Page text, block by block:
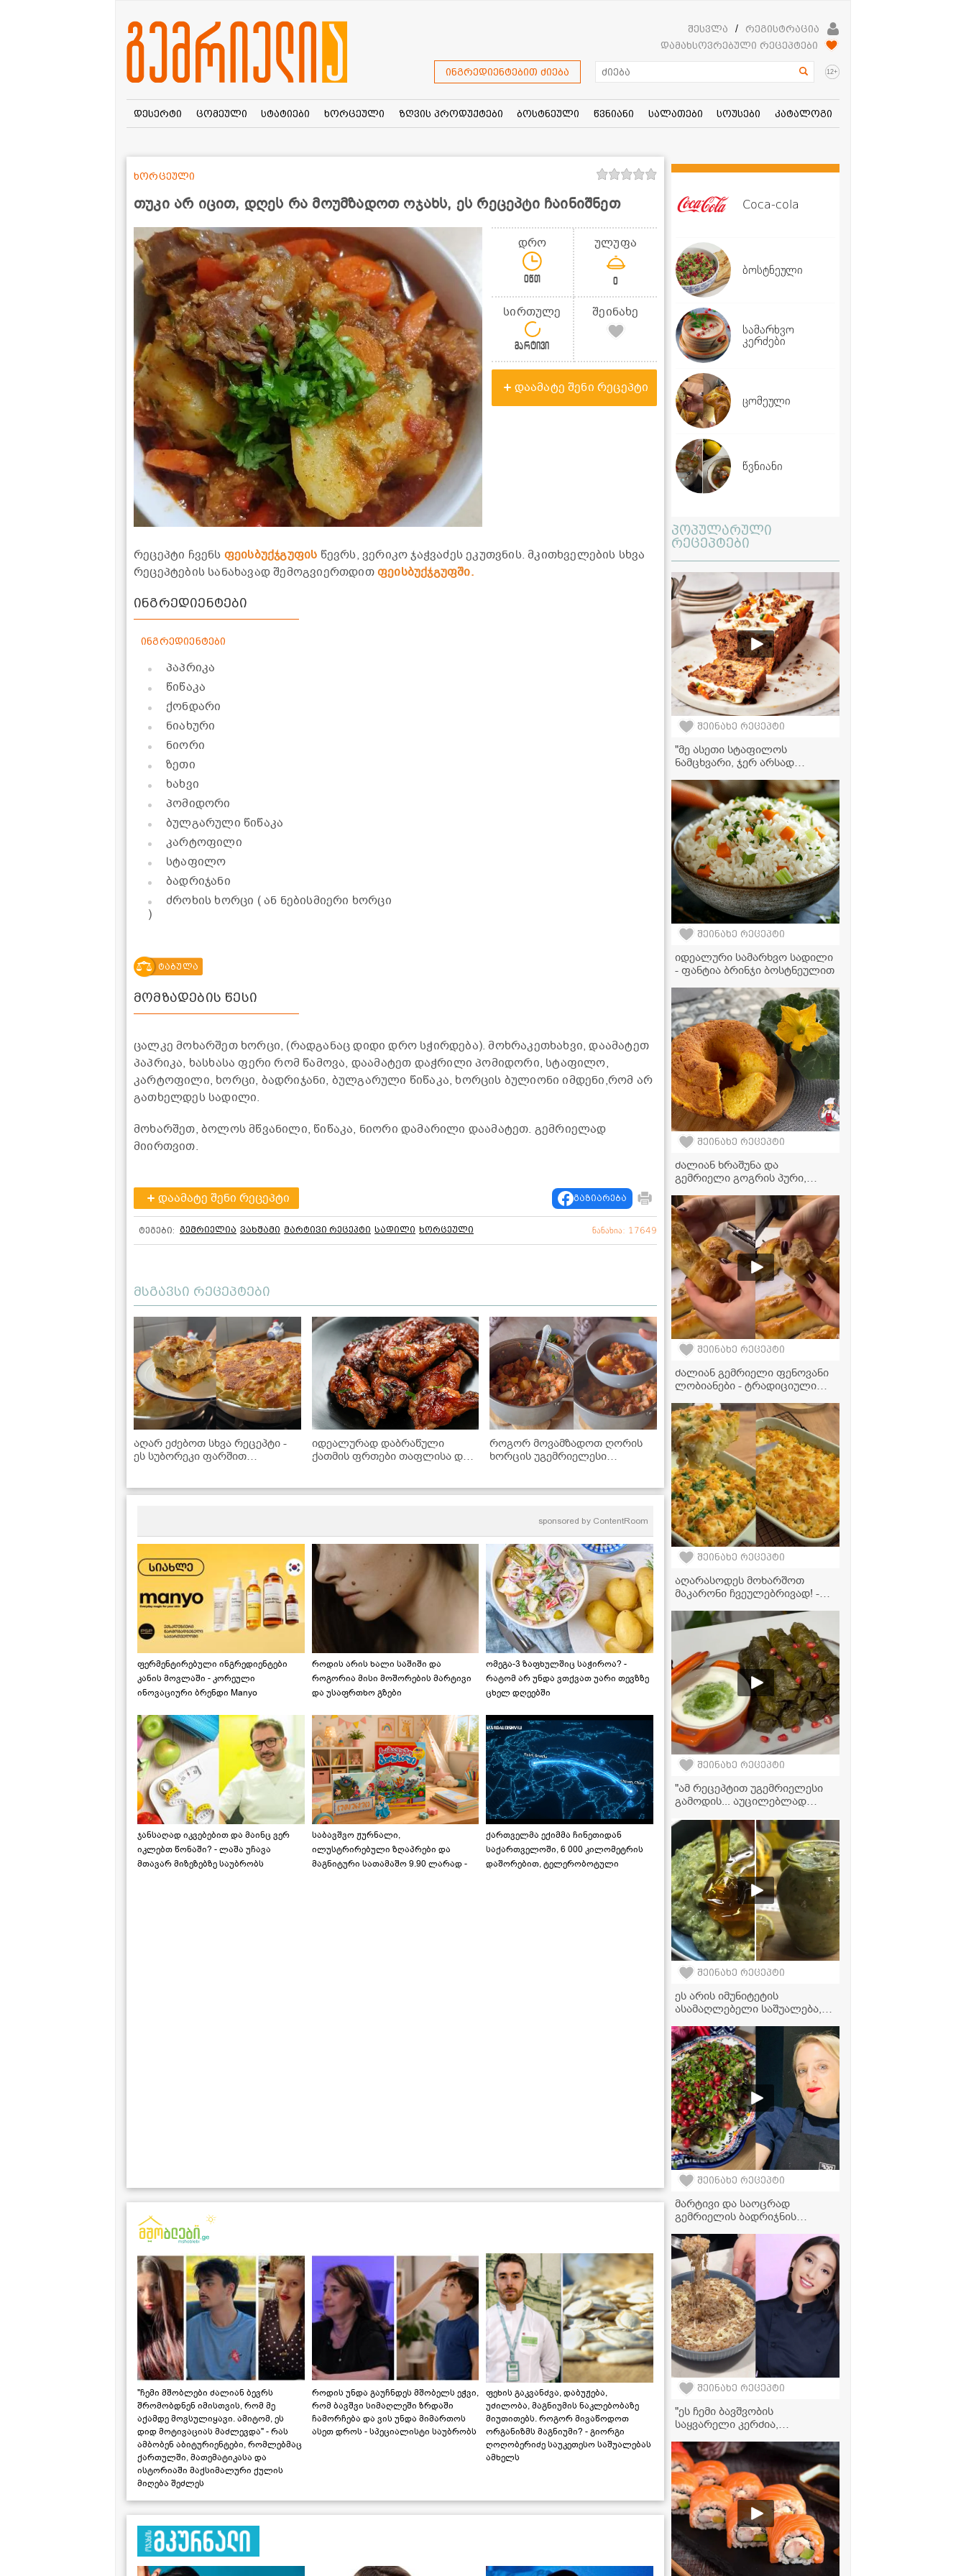
შესვლა /
რეგისტრაცია
დამახსოვრებული რეცეპტები
ინგრედიენტებით ძიება 12+
დესერტი ცომეული სტატიები ხორცეული ზღვის პროდუქტები ბოსტნეული წვნიანი სალათები სოუსები კატალოგი
თუკი არ იცით, დღეს რა მოუმზადოთ ოჯახს, ეს რეცეპტი ჩაინიშნეთ
ხორცეული
დრო
0წთ
ულუფა
0
სირთულე
მარტივი
შეინახე
დაამატე შენი რეცეპტი
რეცეპტი ჩვენს ფეისბუქჯგუფის წევრს, ვერიკო ჯაჭვაძეს ეკუთვნის. მკითხველების სხვა
რეცეპტების სანახავად შემოგვიერთდითფეისბუქჯგუფში.
ინგრედიენტები
ინგრედიენტები
პაპრიკა
წიწაკა
ქონდარი
ნიახური
ნიორი
ზეთი
ხახვი
პომიდორი
ბულგარული წიწაკა
კარტოფილი
სტაფილო
ბადრიჯანი
ძროხის ხორცი ( ან ნებისმიერი ხორცი
)
ტაბულა
მომზადების წესი
ცალკე მოხარშეთ ხორცი, (რადგანაც დიდი დრო სჭირდება). მოხრაკეთხახვი, დაამატეთ
პაპრიკა, ხასხასა ფერი რომ წამოვა, დაამატეთ დაჭრილი პომიდორი, სტაფილო,
კარტოფილი, ხორცი, ბადრიჯანი, ბულგარული წიწაკა, ხორცის ბულიონი იმდენი,რომ არ
გათხელდეს სადილი.
მოხარშეთ, ბოლოს მწვანილი, წიწაკა, ნიორი დამარილი დაამატეთ. გემრიელად
მიირთვით.
დაამატე შენი რეცეპტი გაზიარება
ტეგები: გემრიელია ვახშამი მარტივი რეცეპტი სადილი ხორცეული ნანახია: 17649
მსგავსი რეცეპტები
აღარ ეძებოთ სხვა რეცეპტი -
ეს სუბორეკი ფარშით
იდეალურად დაბრაწული
ქათმის ფრთები თაფლისა და
როგორ მოვამზადოთ ღორის
ხორცის უგემრიელესი
რეცეპტი
sponsored by ContentRoom
ფერმენტირებული ინგრედიენტები
კანის მოვლაში - კორეული
ინოვაციური ბრენდი Manyo
როდის არის ხალი საშიში და
როგორია მისი მოშორების მარტივი
და უსაფრთხო გზები
ომეგა-3 ზაფხულშიც საჭიროა? -
რატომ არ უნდა ვთქვათ უარი თევზზე
ცხელ დღეებში
ჯანსაღად იკვებებით და მაინც ვერ
იკლებთ წონაში? - ლაშა უჩავა
მთავარ მიზეზებზე საუბრობს
საბავშვო ჟურნალი,
ილუსტრირებული ზღაპრები და
მაგნიტური სათამაშო 9.90 ლარად -
ქართველმა ექიმმა ჩინეთიდან
საქართველოში, 6 000 კილომეტრის
დაშორებით, ტელერობოტული
"ჩემი მშობლები ძალიან ბევრს
შრომობდნენ იმისთვის, რომ მე
აქამდე მოვსულიყავი. ამიტომ, ეს
დიდ მოტივაციას მაძლევდა" - რას
ამბობენ აბიტურიენტები, რომლებმაც
ქართულში, მათემატიკასა და
ისტორიაში მაქსიმალური ქულის
მიღება შეძლეს
როდის უნდა გაუჩნდეს მშობელს ეჭვი,
რომ ბავშვი სიმაღლეში ზრდაში
ჩამორჩება და ვის უნდა მიმართოს
ასეთ დროს - სპეციალისტი საუბრობს
ფეხის გაკვანძვა, დაბუჟება,
უძილობა, მაგნიუმის ნაკლებობაზე
მიუთითებს. როგორ მივაწოდოთ
ორგანიზმს მაგნიუმი? - გიორგი
ღოღობერიძე საუკეთესო საშუალებას
ამხელს
Coca-cola
ბოსტნეული
სამარხვო
კერძები
ცომეული
წვნიანი
პოპულარული
რეცეპტები
შეინახე რეცეპტი
"მე ასეთი სტაფილოს
ნამცხვარი, ჯერ არსად
სტაფილოს ნამცხვრის
ვიდეორეცეპტი
შეინახე რეცეპტი
იდეალური სამარხვო სადილი
- ფანტია ბრინჯი ბოსტნეულით
შეინახე რეცეპტი
ძალიან ხრაშუნა და
გემრიელი გოგრის პური,
კარაქთან ერთად
მისართმევად
შეინახე რეცეპტი
ძალიან გემრიელი ფენოვანი
ლობიანები - ტრადიციული
შეინახე რეცეპტი
აღარასოდეს მოხარშოთ
მაკარონი ჩვეულებრივად! -
უგემრიელესი კერძი მზადაა
შეინახე რეცეპტი
"ამ რეცეპტით უგემრიელესი
გამოდის... აუცილებლად
ვაზის ფოთოლში კომშითა და
ჯინჯერით
შეინახე რეცეპტი
ეს არის იმუნიტეტის
ასამაღლებელი საშუალება,
მხოლოდ 4 ინგრედიენტი
დაგჭირდებათ!
შეინახე რეცეპტი
მარტივი და საოცრად
გემრიელის ბადრიჯნის
შეინახე რეცეპტი
"ეს ჩემი ბავშვობის
საყვარელი კერძია,
მიმზადებს ხოლმე..." -
წიწიბურა ნუცა სურგულაძის
ბებიის რეცეპტით